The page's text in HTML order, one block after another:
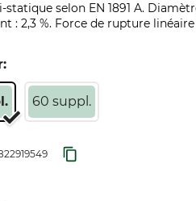
statique selon EN 1891 A.
: 2,3 %. Force de rupture
60 suppl.